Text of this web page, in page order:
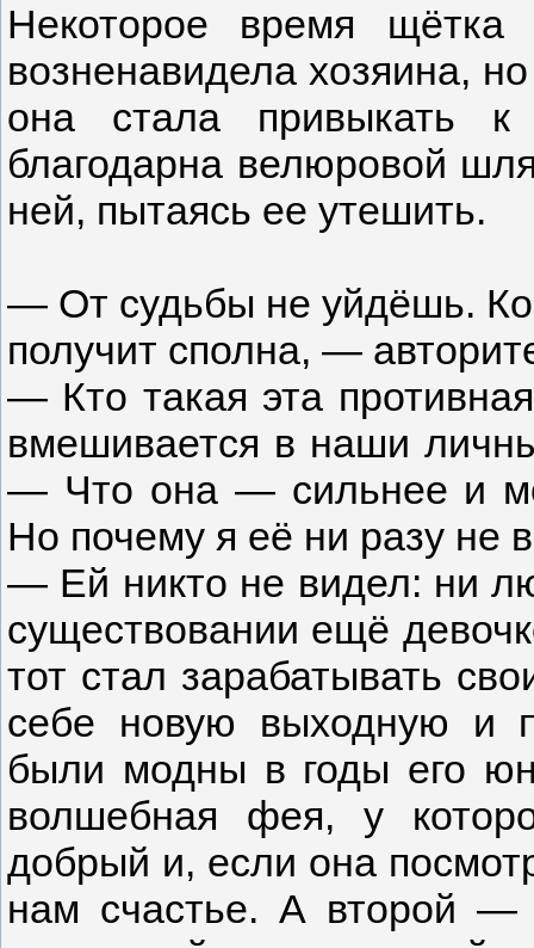
Некоторое время
возненавидела хозяина,
она стала привыкать
благодарна велюровой
ней, пытаясь ее утешить.
— От судьбы не уйдёшь.
получит сполна, —
— Кто такая эта
вмешивается в наши
— Что она — сильнее и
Но почему я её ни разу не
— Ей никто не видел: ни
существовании ещё
тот стал зарабатывать
себе новую выходную и
были модны в годы его
волшебная фея, у
добрый и, если она
нам счастье. А второй —